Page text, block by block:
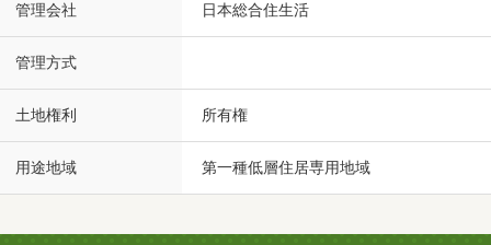
管理会社 日本総合住生活
管理方式
土地権利 所有権
用途地域 第一種低層住居専用地域